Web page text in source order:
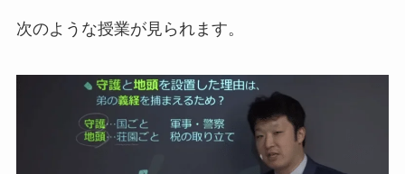
次のような授業が見られます。